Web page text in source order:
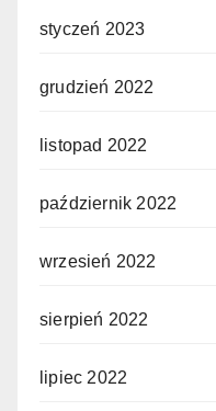
styczeń 2023
grudzień 2022
listopad 2022
październik 2022
wrzesień 2022
sierpień 2022
lipiec 2022